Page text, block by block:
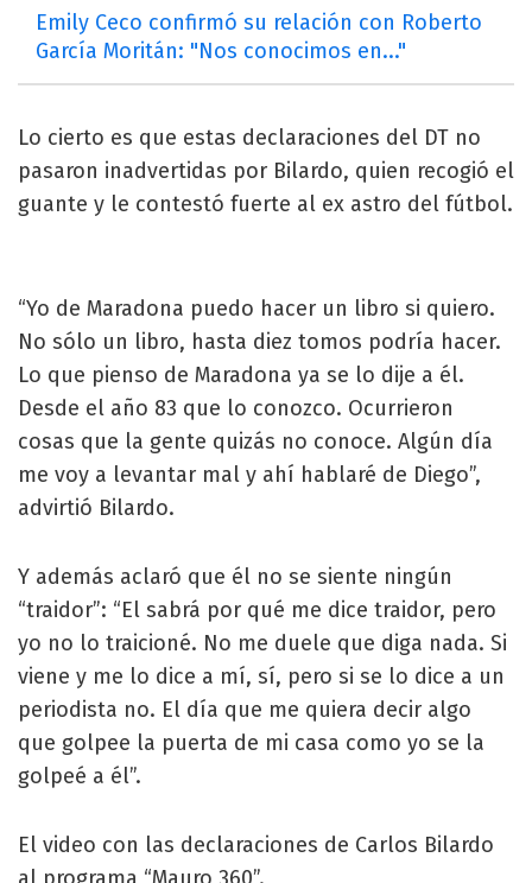
Emily Ceco confirmó su relación con Roberto
García Moritán: "Nos conocimos en..."
Lo cierto es que estas declaraciones del DT no
pasaron inadvertidas por Bilardo, quien recogió el
guante y le contestó fuerte al ex astro del fútbol.
“Yo de Maradona puedo hacer un libro si quiero.
No sólo un libro, hasta diez tomos podría hacer.
Lo que pienso de Maradona ya se lo dije a él.
Desde el año 83 que lo conozco. Ocurrieron
cosas que la gente quizás no conoce. Algún día
me voy a levantar mal y ahí hablaré de Diego”,
advirtió Bilardo.
Y además aclaró que él no se siente ningún
“traidor”: “El sabrá por qué me dice traidor, pero
yo no lo traicioné. No me duele que diga nada. Si
viene y me lo dice a mí, sí, pero si se lo dice a un
periodista no. El día que me quiera decir algo
que golpee la puerta de mi casa como yo se la
golpeé a él”.
El video con las declaraciones de Carlos Bilardo